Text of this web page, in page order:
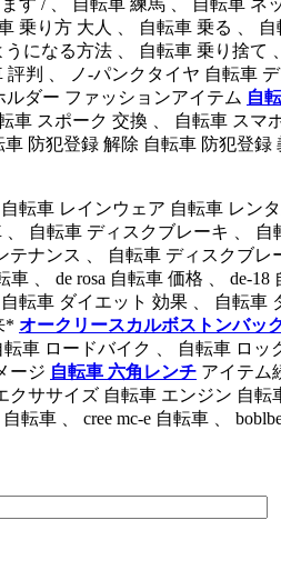
乗り方 大人 、 自転車 乗る 、
になる方法 、 自転車 乗り捨
判 、 ノ-パンクタイヤ 自転車
ルダー ファッションアイテム 自
スポーク 交換 、 自転車 ス
防犯登録 解除 自転車 防犯登
転車 レインウェア 自転車 レ
、 自転車 ディスクブレーキ 、
テナンス 、 自転車 ディスクブ
、 de rosa 自転車 価格 、
転車 ダイエット 効果 、 自転
* オークリースカルボストンバッ
転車 ロードバイク 、 自転車
ージ 自転車 六角レンチ アイテム
ササイズ 自転車 エンジン 自
車 、 cree mc-e 自転車 、